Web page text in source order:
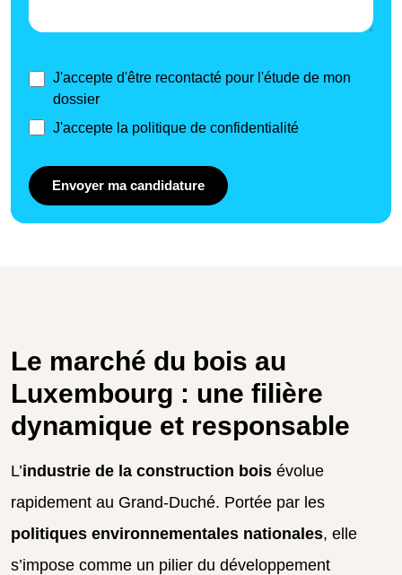
J'accepte d'être recontacté pour l'étude de mon
dossier
J'accepte la politique de confidentialité
Envoyer ma candidature
Le marché du bois au
Luxembourg : une filière
dynamique et responsable
L’industrie de la construction bois évolue
rapidement au Grand-Duché. Portée par les
politiques environnementales nationales, elle
s’impose comme un pilier du développement